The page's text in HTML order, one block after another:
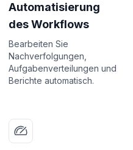
Automatisierung
des Workflows
Bearbeiten Sie
Nachverfolgungen,
Aufgabenverteilungen und
Berichte automatisch.